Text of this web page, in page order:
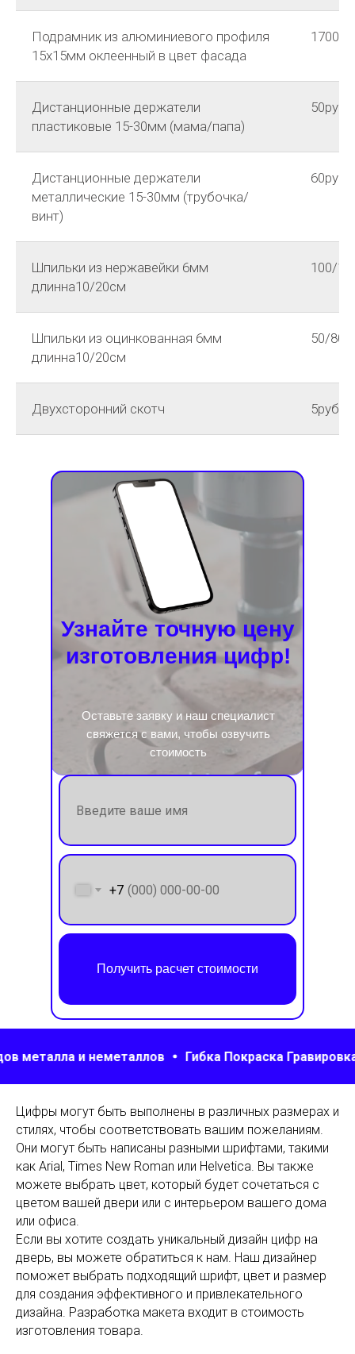
Подрамник из алюминиевого профиля
15х15мм оклеенный в цвет фасада
1700р
Дистанционные держатели
пластиковые 15-30мм (мама/папа)
50руб
Дистанционные держатели
металлические 15-30мм (трубочка/
винт)
60руб
Шпильки из нержавейки 6мм
длинна10/20см
100/
Шпильки из оцинкованная 6мм
длинна10/20см
50/
Двухсторонний скотч 5руб
Узнайте точную цену
изготовления цифр!
Оставьте заявку и наш специалист
свяжется с вами, чтобы озвучить
стоимость
+7
Получить расчет стоимости
и неметаллов Гибка Покраска Гравировка
Цифры могут быть выполнены в различных размерах и
стилях, чтобы соответствовать вашим пожеланиям.
Они могут быть написаны разными шрифтами, такими
как Arial, Times New Roman или Helvetica. Вы также
можете выбрать цвет, который будет сочетаться с
цветом вашей двери или с интерьером вашего дома
или офиса.
Если вы хотите создать уникальный дизайн цифр на
дверь, вы можете обратиться к нам. Наш дизайнер
поможет выбрать подходящий шрифт, цвет и размер
для создания эффективного и привлекательного
дизайна. Разработка макета входит в стоимость
изготовления товара.